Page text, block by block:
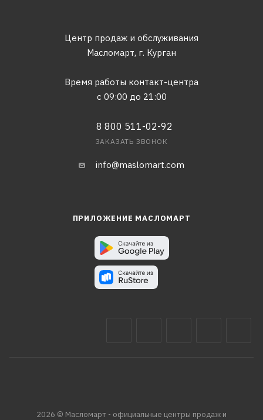
Центр продаж и обслуживания
Масломарт, г. Курган
Время работы контакт-центра
с 09:00 до 21:00
8 800 511-02-92
ЗАКАЗАТЬ ЗВОНОК
info@maslomart.com
ПРИЛОЖЕНИЕ МАСЛОМАРТ
2026 © Масломарт - официальные центры продаж и